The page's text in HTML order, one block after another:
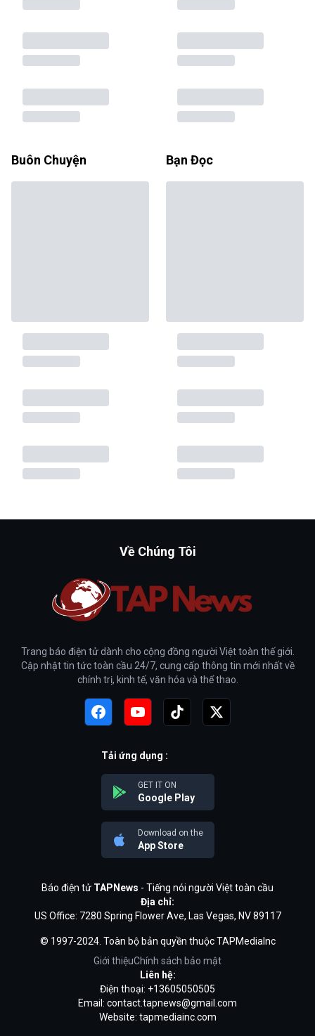
Buôn Chuyện Bạn Đọc
Về Chúng Tôi
Trang báo điện tử dành cho cộng đồng người Việt toàn thế giới.
Cập nhật tin tức toàn cầu 24/7, cung cấp thông tin mới nhất về
chính trị, kinh tế, văn hóa và thể thao.
Tải ứng dụng :
GET IT ON
Google Play
Download on the
App Store
Báo điện tử TAPNews - Tiếng nói người Việt toàn cầu
Địa chỉ:
US Office: 7280 Spring Flower Ave, Las Vegas, NV 89117
© 1997-2024. Toàn bộ bản quyền thuộc TAPMediaInc
Giới thiệuChính sách bảo mật
Liên hệ:
Điện thoại: +13605050505
Email: contact.tapnews@gmail.com
Website: tapmediainc.com